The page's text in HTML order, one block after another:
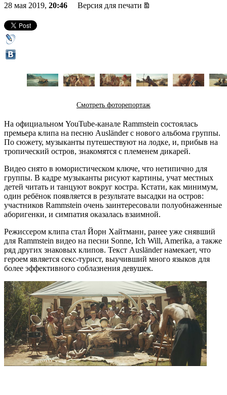
28 мая 2019, 20:46 Версия для печати
Смотреть фоторепортаж
На официальном YouTube-канале Rammstein состоялась
премьера клипа на песню Ausländer с нового альбома группы.
По сюжету, музыканты путешествуют на лодке, и, прибыв на
тропический остров, знакомятся с племенем дикарей.
Видео снято в юмористическом ключе, что нетипично для
группы. В кадре музыканты рисуют картины, учат местных
детей читать и танцуют вокруг костра. Кстати, как минимум,
один ребёнок появляется в результате высадки на остров:
участников Rammstein очень заинтересовали полуобнаженные
аборигенки, и симпатия оказалась взаимной.
Режиссером клипа стал Йорн Хайтманн, ранее уже снявший
для Rammstein видео на песни Sonne, Ich Will, Amerika, а также
ряд других знаковых клипов. Текст Ausländer намекает, что
героем является секс-турист, выучивший много языков для
более эффективного соблазнения девушек.